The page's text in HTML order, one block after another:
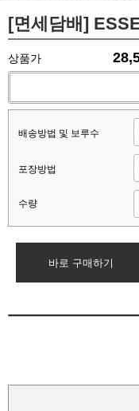
[면세담배]
상품가
배송방법 및 보루수
포장방법
수량
바로 구매하기